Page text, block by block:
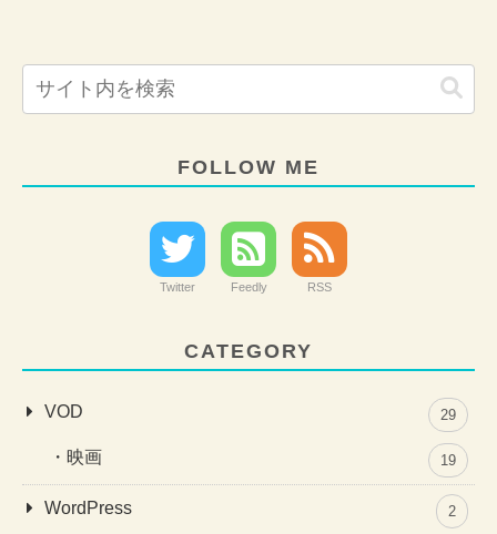
FOLLOW ME
Twitter Feedly RSS
CATEGORY
VOD 29
映画 19
WordPress 2